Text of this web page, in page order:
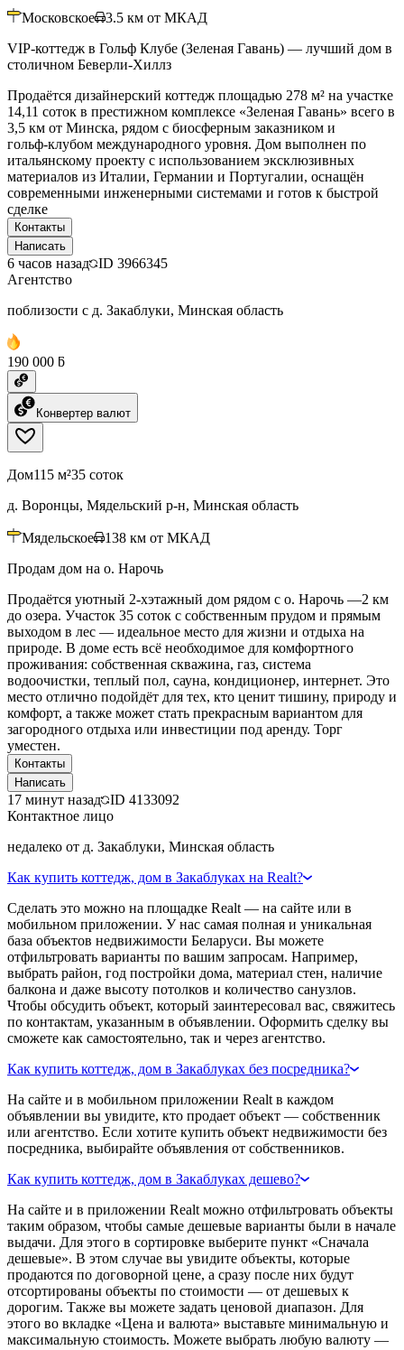
Московское 3.5 км от МКАД
VIP-коттедж в Гольф Клубе (Зеленая Гавань) — лучший дом в
столичном Беверли-Хиллз
Продаётся дизайнерский коттедж площадью 278 м² на участке
14,11 соток в престижном комплексе «Зеленая Гавань» всего в
3,5 км от Минска, рядом с биосферным заказником и
гольф‑клубом международного уровня. Дом выполнен по
итальянскому проекту с использованием эксклюзивных
материалов из Италии, Германии и Португалии, оснащён
современными инженерными системами и готов к быстрой
сделке
Контакты
Написать
6 часов назад ID 3966345
Агентство
поблизости с д. Закаблуки, Минская область
190 000 ƃ
Конвертер валют
Дом115 м²35 соток
д. Воронцы, Мядельский р-н, Минская область
Мядельское 138 км от МКАД
Продам дом на о. Нарочь
Продаётся уютный 2-хэтажный дом рядом с о. Нарочь —2 км
до озера. Участок 35 соток с собственным прудом и прямым
выходом в лес — идеальное место для жизни и отдыха на
природе. В доме есть всё необходимое для комфортного
проживания: собственная скважина, газ, система
водоочистки, теплый пол, сауна, кондиционер, интернет. Это
место отлично подойдёт для тех, кто ценит тишину, природу и
комфорт, а также может стать прекрасным вариантом для
загородного отдыха или инвестиции под аренду. Торг
уместен.
Контакты
Написать
17 минут назад ID 4133092
Контактное лицо
недалеко от д. Закаблуки, Минская область
Как купить коттедж, дом в Закаблуках на Realt?
Сделать это можно на площадке Realt — на сайте или в
мобильном приложении. У нас самая полная и уникальная
база объектов недвижимости Беларуси. Вы можете
отфильтровать варианты по вашим запросам. Например,
выбрать район, год постройки дома, материал стен, наличие
балкона и даже высоту потолков и количество санузлов.
Чтобы обсудить объект, который заинтересовал вас, свяжитесь
по контактам, указанным в объявлении. Оформить сделку вы
сможете как самостоятельно, так и через агентство.
Как купить коттедж, дом в Закаблуках без посредника?
На сайте и в мобильном приложении Realt в каждом
объявлении вы увидите, кто продает объект — собственник
или агентство. Если хотите купить объект недвижимости без
посредника, выбирайте объявления от собственников.
Как купить коттедж, дом в Закаблуках дешево?
На сайте и в приложении Realt можно отфильтровать объекты
таким образом, чтобы самые дешевые варианты были в начале
выдачи. Для этого в сортировке выберите пункт «Сначала
дешевые». В этом случае вы увидите объекты, которые
продаются по договорной цене, а сразу после них будут
отсортированы объекты по стоимости — от дешевых к
дорогим. Также вы можете задать ценовой диапазон. Для
этого во вкладке «Цена и валюта» выставьте минимальную и
максимальную стоимость. Можете выбрать любую валюту —